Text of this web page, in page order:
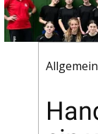
Allgemein